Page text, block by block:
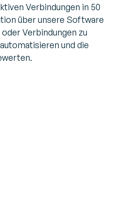
Verbindungen in 50
über unsere Software
Verbindungen zu
und die